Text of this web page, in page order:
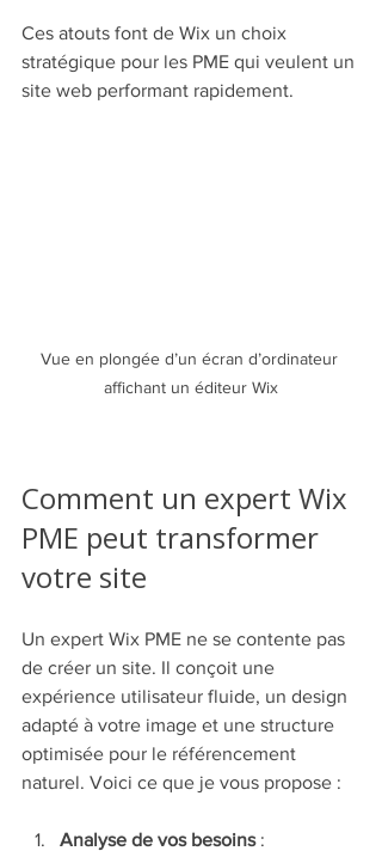
Ces atouts font de Wix un choix
stratégique pour les PME qui veulent un
site web performant rapidement.
Vue en plongée d’un écran d’ordinateur
affichant un éditeur Wix
Comment un expert Wix
PME peut transformer
votre site
Un expert Wix PME ne se contente pas
de créer un site. Il conçoit une
expérience utilisateur fluide, un design
adapté à votre image et une structure
optimisée pour le référencement
naturel. Voici ce que je vous propose :
Analyse de vos besoins :